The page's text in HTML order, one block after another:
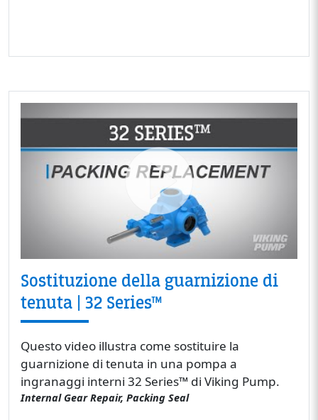
Sostituzione della guarnizione di
tenuta | 32 Series™
Questo video illustra come sostituire la
guarnizione di tenuta in una pompa a
ingranaggi interni 32 Series™ di Viking Pump.
Internal Gear Repair, Packing Seal